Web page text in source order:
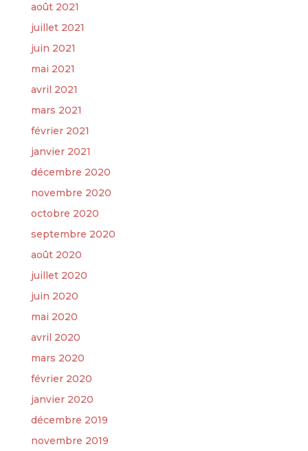
août 2021
juillet 2021
juin 2021
mai 2021
avril 2021
mars 2021
février 2021
janvier 2021
décembre 2020
novembre 2020
octobre 2020
septembre 2020
août 2020
juillet 2020
juin 2020
mai 2020
avril 2020
mars 2020
février 2020
janvier 2020
décembre 2019
novembre 2019